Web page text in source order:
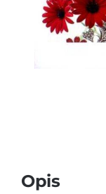
Opis